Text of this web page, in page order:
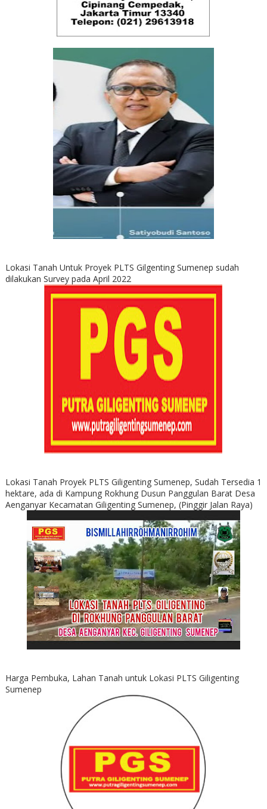
Lokasi Tanah Untuk Proyek PLTS Gilgenting Sumenep sudah
dilakukan Survey pada April 2022
Lokasi Tanah Proyek PLTS Giligenting Sumenep, Sudah Tersedia 1
hektare, ada di Kampung Rokhung Dusun Panggulan Barat Desa
Aenganyar Kecamatan Giligenting Sumenep, (Pinggir Jalan Raya)
Harga Pembuka, Lahan Tanah untuk Lokasi PLTS Giligenting
Sumenep